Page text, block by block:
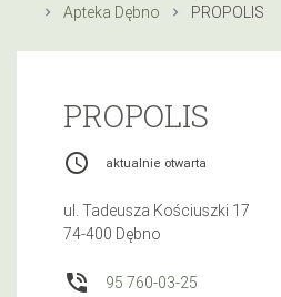
Apteka Dębno
PROPOLIS
PROPOLIS
access_time aktualnie otwarta
ul. Tadeusza Kościuszki 17
74-400 Dębno
phone_in_talk 95 760-03-25